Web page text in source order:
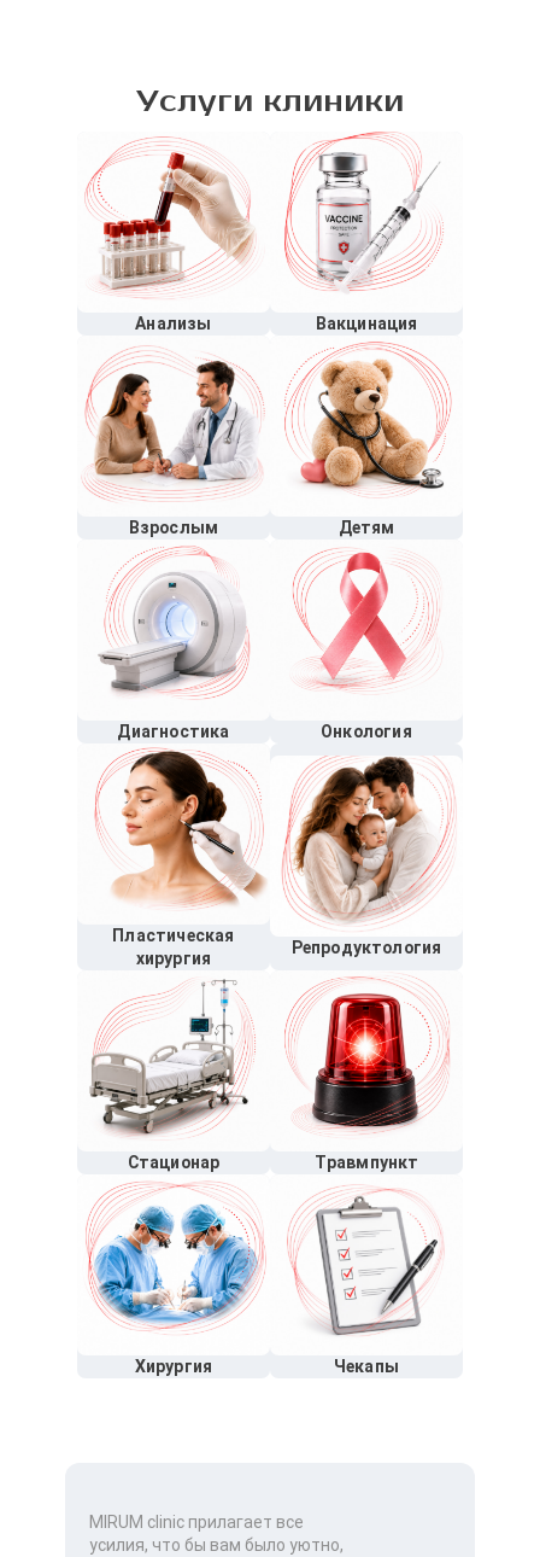
Услуги клиники
Анализы Вакцинация
Взрослым Детям
Диагностика Онкология
Пластическая
хирургия
Репродуктология
Стационар Травмпункт
Хирургия Чекапы
MIRUM clinic прилагает все
усилия, что бы вам было уютно,